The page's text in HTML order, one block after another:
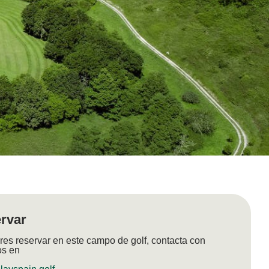
reservar en este campo de golf, contacta con
en